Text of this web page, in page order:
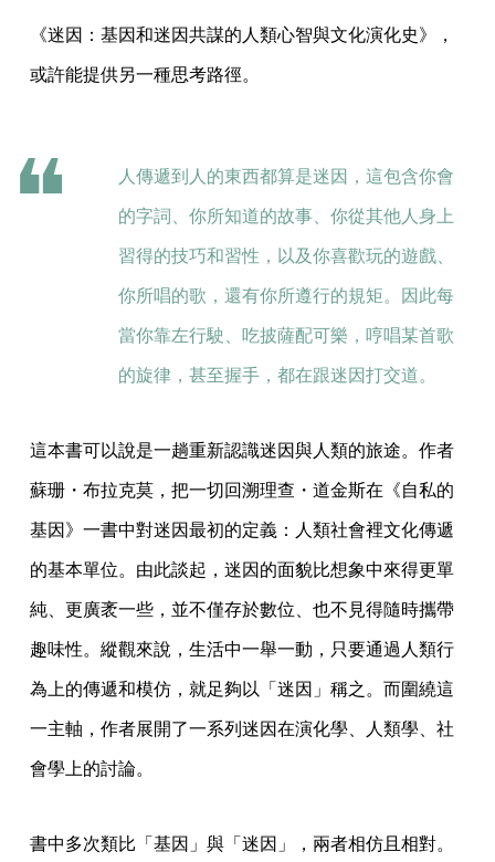
《迷因：基因和迷因共謀的人類心智與文化演化史》，
或許能提供另一種思考路徑。
人傳遞到人的東西都算是迷因，這包含你會
的字詞、你所知道的故事、你從其他人身上
習得的技巧和習性，以及你喜歡玩的遊戲、
你所唱的歌，還有你所遵行的規矩。因此每
當你靠左行駛、吃披薩配可樂，哼唱某首歌
的旋律，甚至握手，都在跟迷因打交道。
這本書可以說是一趟重新認識迷因與人類的旅途。作者
蘇珊・布拉克莫，把一切回溯理查・道金斯在《自私的
基因》一書中對迷因最初的定義：人類社會裡文化傳遞
的基本單位。由此談起，迷因的面貌比想象中來得更單
純、更廣袤一些，並不僅存於數位、也不見得隨時攜帶
趣味性。縱觀來說，生活中一舉一動，只要通過人類行
為上的傳遞和模仿，就足夠以「迷因」稱之。而圍繞這
一主軸，作者展開了一系列迷因在演化學、人類學、社
會學上的討論。
書中多次類比「基因」與「迷因」，兩者相仿且相對。